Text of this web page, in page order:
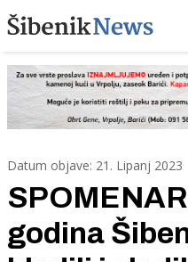
Datum objave: 21. Lipanj 2023
godina